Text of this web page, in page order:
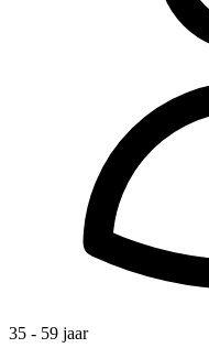
35 - 59 jaar